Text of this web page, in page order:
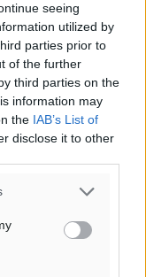
seeing
utilized by
parties prior to
of the further
third parties on the
information may
the IAB’s List of
disclose it to other